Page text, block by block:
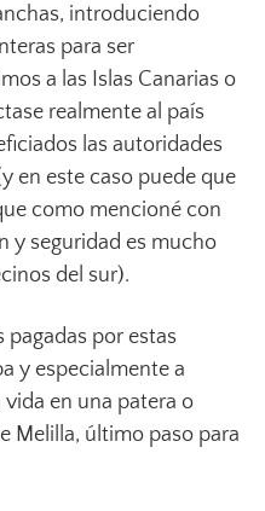
introduciendo
para ser
a las Islas Canarias o
realmente al país
las autoridades
en este caso puede que
como mencioné con
y seguridad es mucho
del sur).
pagadas por estas
y especialmente a
vida en una patera o
Melilla, último paso para